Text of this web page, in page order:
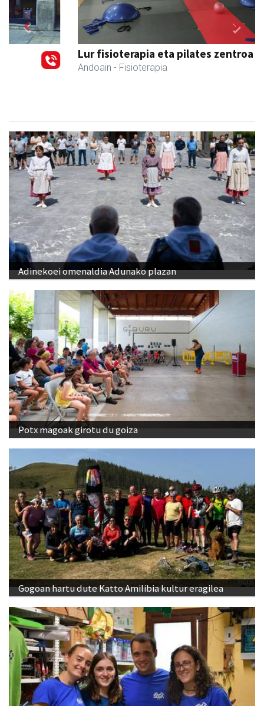
Lur fisioterapia eta pilates zentroa
Andoain - Fisioterapia
Previous Next
Adinekoei omenaldia Adunako plazan
Potx magoak girotu du goiza
Gogoan hartu dute Katto Amilibia kultur eragilea